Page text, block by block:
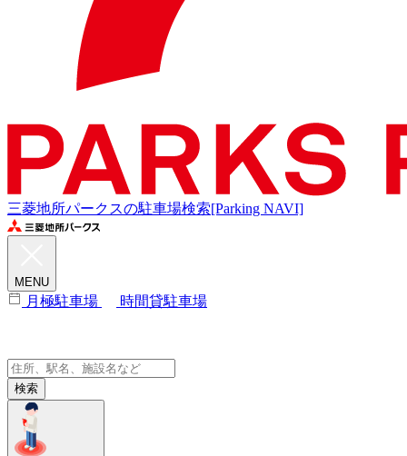
三菱地所パークスの駐車場検索[Parking NAVI]
MENU
月極駐車場 時間貸駐車場
検索